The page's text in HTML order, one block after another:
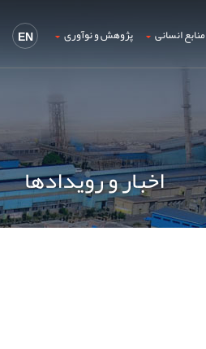
EN منابع انسانی پژوهش و نوآوری
اخبار و رویدادها